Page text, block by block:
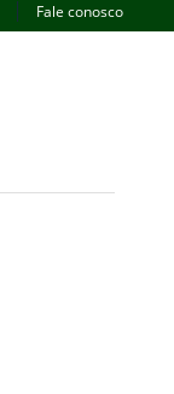
Fale conosco